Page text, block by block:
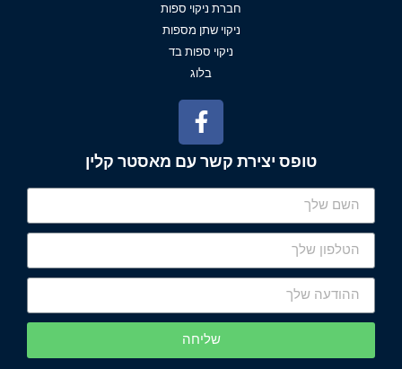
חברת ניקוי ספות
ניקוי שתן מספות
ניקוי ספות בד
בלוג
טופס יצירת קשר עם מאסטר קלין
שליחה